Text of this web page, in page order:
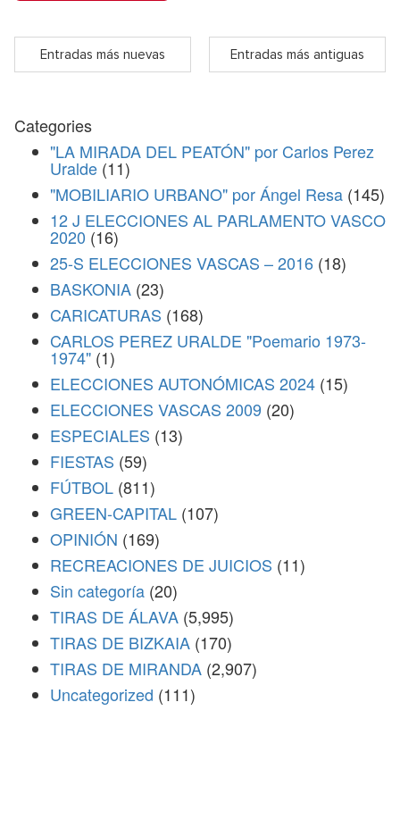
Entradas más nuevas Entradas más antiguas
Categories
"LA MIRADA DEL PEATÓN" por Carlos Perez
Uralde (11)
"MOBILIARIO URBANO" por Ángel Resa (145)
12 J ELECCIONES AL PARLAMENTO VASCO
2020 (16)
25-S ELECCIONES VASCAS – 2016 (18)
BASKONIA (23)
CARICATURAS (168)
CARLOS PEREZ URALDE "Poemario 1973-
1974" (1)
ELECCIONES AUTONÓMICAS 2024 (15)
ELECCIONES VASCAS 2009 (20)
ESPECIALES (13)
FIESTAS (59)
FÚTBOL (811)
GREEN-CAPITAL (107)
OPINIÓN (169)
RECREACIONES DE JUICIOS (11)
Sin categoría (20)
TIRAS DE ÁLAVA (5,995)
TIRAS DE BIZKAIA (170)
TIRAS DE MIRANDA (2,907)
Uncategorized (111)